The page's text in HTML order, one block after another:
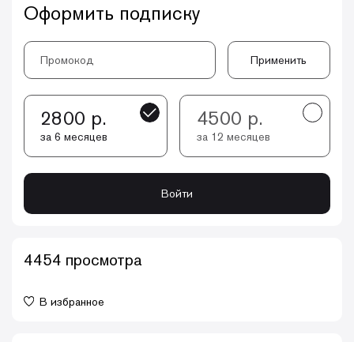
Оформить подписку
Применить
2800 р.
за 6 месяцев
4500 р.
за 12 месяцев
Войти
4454 просмотра
В избранное